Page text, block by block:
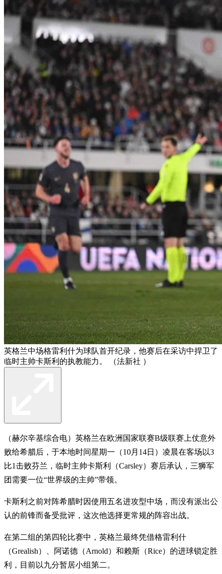
英格兰中场格雷利什为球队首开纪录，他赛后在采访中捍卫了
临时主帅卡斯利的执教能力。 （法新社 ）
（赫尔辛基综合电）英格兰在欧洲国家联赛B级联赛上仗意外
败给希腊后，于本地时间星期一（10月14日）凌晨在客场以3
比1击败芬兰，临时主帅卡斯利（Carsley）赛后承认，三狮军
团需要一位“世界级的主帅”带领。
卡斯利之前对阵希腊时因使用五名进攻型中场，而没有派出公
认的前锋而备受批评，这次他选择更常规的阵容出战。
在第二组的第四轮比赛中，英格兰最终凭借格雷利什
（Grealish）、阿诺德（Arnold）和赖斯（Rice）的进球锁定胜
利，目前以九分暂居小组第二。